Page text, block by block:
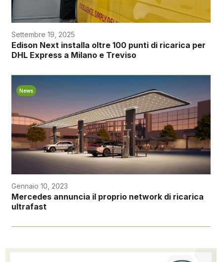
Settembre 19, 2025
Edison Next installa oltre 100 punti di ricarica per
DHL Express a Milano e Treviso
News
Gennaio 10, 2023
Mercedes annuncia il proprio network di ricarica
ultrafast